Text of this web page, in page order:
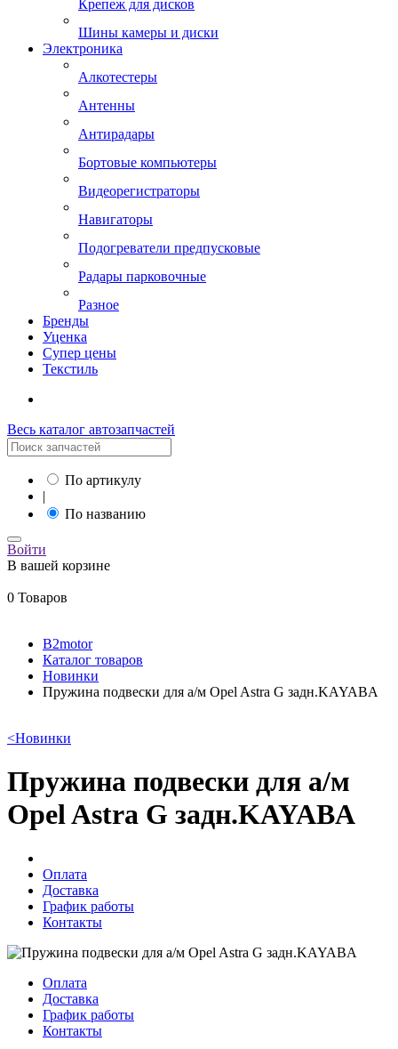
Крепеж для дисков
Шины камеры и диски
Электроника
Алкотестеры
Антенны
Антирадары
Бортовые компьютеры
Видеорегистраторы
Навигаторы
Подогреватели предпусковые
Радары парковочные
Разное
Бренды
Уценка
Супер цены
Текстиль
Весь каталог автозапчастей
По артикулу
|
По названию
Войти
В вашей корзине
0 Товаров
B2motor
Каталог товаров
Новинки
Пружина подвески для а/м Opel Astra G задн.KAYABA
<Новинки
Пружина подвески для а/м
Opel Astra G задн.KAYABA
Оплата
Доставка
График работы
Контакты
Оплата
Доставка
График работы
Контакты